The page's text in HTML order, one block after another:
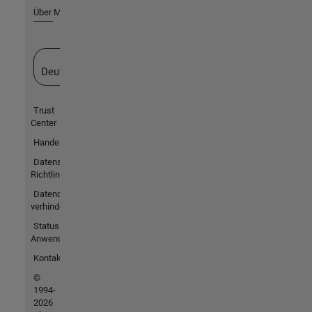
Über MathWorks
Deutschland
Trust
Center
Handelsmarken
Datenschutz-
Richtlinien
Datendiebstahl
verhindern
Status von
Anwendungen
Kontakt
©
1994-
2026